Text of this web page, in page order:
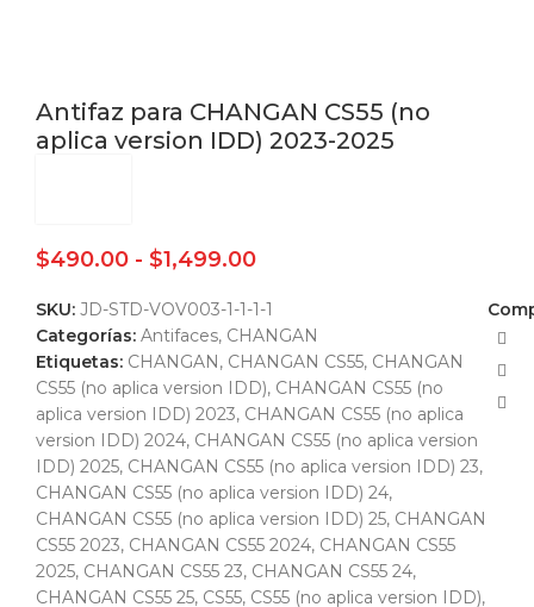
Antifaz para CHANGAN CS55 (no
aplica version IDD) 2023-2025
$490.00 - $1,499.00
SKU: JD-STD-VOV003-1-1-1-1
Categorías: Antifaces, CHANGAN
Etiquetas: CHANGAN, CHANGAN CS55, CHANGAN
CS55 (no aplica version IDD), CHANGAN CS55 (no
aplica version IDD) 2023, CHANGAN CS55 (no aplica
version IDD) 2024, CHANGAN CS55 (no aplica version
IDD) 2025, CHANGAN CS55 (no aplica version IDD) 23,
CHANGAN CS55 (no aplica version IDD) 24,
CHANGAN CS55 (no aplica version IDD) 25, CHANGAN
CS55 2023, CHANGAN CS55 2024, CHANGAN CS55
2025, CHANGAN CS55 23, CHANGAN CS55 24,
CHANGAN CS55 25, CS55, CS55 (no aplica version IDD),